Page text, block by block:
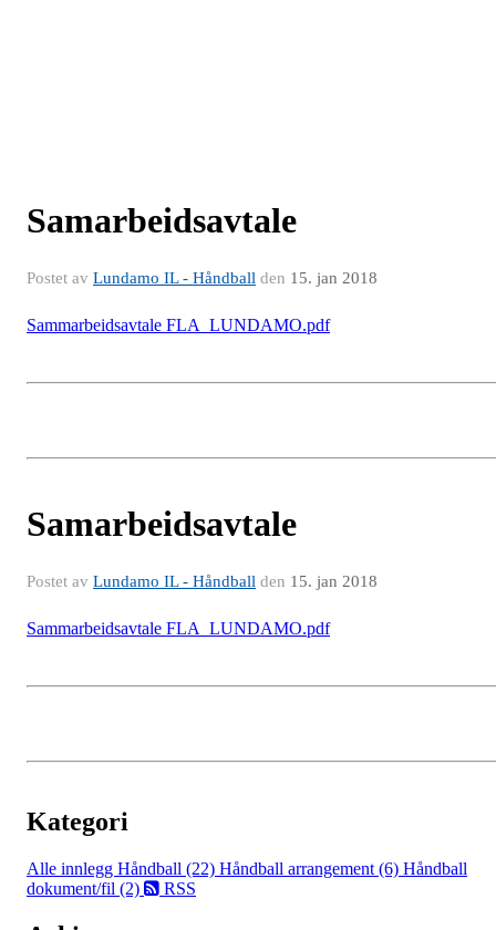
Samarbeidsavtale
Postet av Lundamo IL - Håndball den 15. jan 2018
Sammarbeidsavtale FLA_LUNDAMO.pdf
Samarbeidsavtale
Postet av Lundamo IL - Håndball den 15. jan 2018
Sammarbeidsavtale FLA_LUNDAMO.pdf
Kategori
Alle innlegg Håndball (22) Håndball arrangement (6) Håndball
dokument/fil (2)
RSS